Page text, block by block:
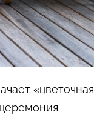
«цветочная